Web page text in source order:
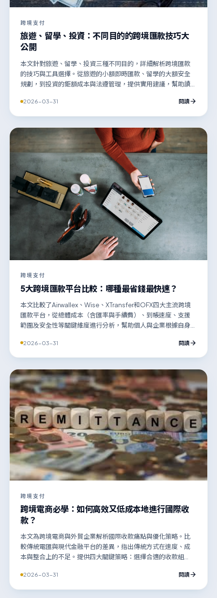
跨境支付
旅遊、留學、投資：不同目的的跨境匯款技巧大
公開
本文針對旅遊、留學、投資三種不同目的，詳細解析跨境匯款
的技巧與工具選擇。從旅遊的小額即時匯款、留學的大額安全
規劃，到投資的鉅額成本與法遵管理，提供實用建議，幫助讀
方式。
2026-03-31 閱讀
跨境支付
5大跨境匯款平台比較：哪種最省錢最快速？
本文比較了Airwallex、Wise、XTransfer和OFX四大主流跨境
匯款平台，從總體成本（含匯率與手續費）、到帳速度、支援
範圍及安全性等關鍵維度進行分析，幫助個人與企業根據自身
2026-03-31 閱讀
跨境支付
跨境電商必學：如何高效又低成本地進行國際收
款？
本文為跨境電商與外貿企業解析國際收款痛點與優化策略。比
較傳統電匯與現代金融平台的差異，指出傳統方式在速度、成
本與整合上的不足。提供四大關鍵策略：選擇合適的收款組
率、確保合規風控，助企業實現高效低成本的國際資金管理。
2026-03-31 閱讀